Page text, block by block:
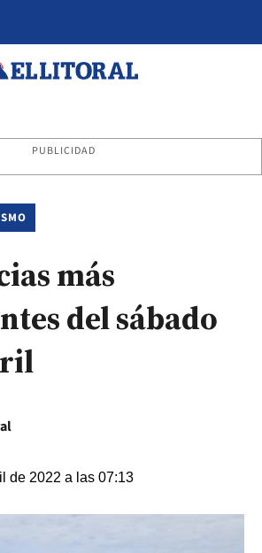
PUBLICIDAD
más
del sábado
de 2022 a las 07:13